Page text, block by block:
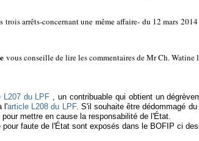
trois arrêts-concernant une même affaire- du 12 mars
vous conseille de lire les commentaires de Mr Ch.
L207du LPF , un contribuable qui obtient un
l'article L208 du LPF. S'il souhaite être dédommagé
mettre en cause la responsabilité de l'État.
faute de l'État sont exposés dans le BOFIP ci